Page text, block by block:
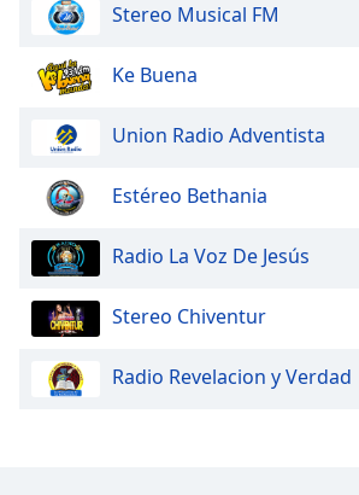
Color
Opacity
Background
Color
Caption
Stereo Musical FM
Ke Buena
Union Radio Adventista
Estéreo Bethania
Radio La Voz De Jesús
Stereo Chiventur
Radio Revelacion y Verdad